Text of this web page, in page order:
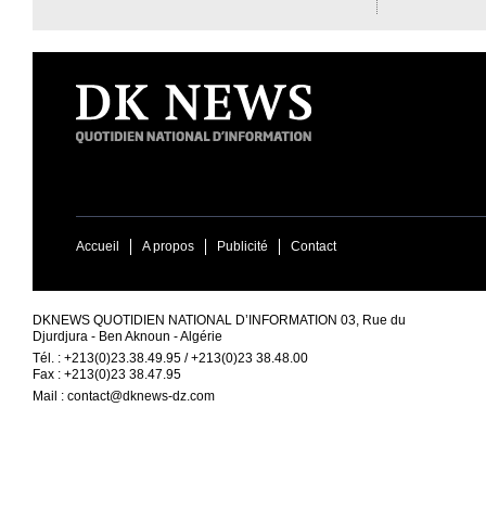
Accueil A propos Publicité Contact
DKNEWS QUOTIDIEN NATIONAL D’INFORMATION 03, Rue du
Djurdjura - Ben Aknoun - Algérie
Tél. : +213(0)23.38.49.95 / +213(0)23 38.48.00
Fax : +213(0)23 38.47.95
Mail : contact@dknews-dz.com